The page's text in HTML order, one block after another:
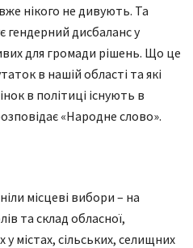
нікого не дивують. Та
гендерний дисбаланс у
для громади рішень. Що це
в нашій області та які
в політиці існують в
«Народне слово».
місцеві вибори – на
та склад обласної,
містах, сільських, селищних